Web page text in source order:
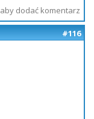
aby dodać komentarz
#116